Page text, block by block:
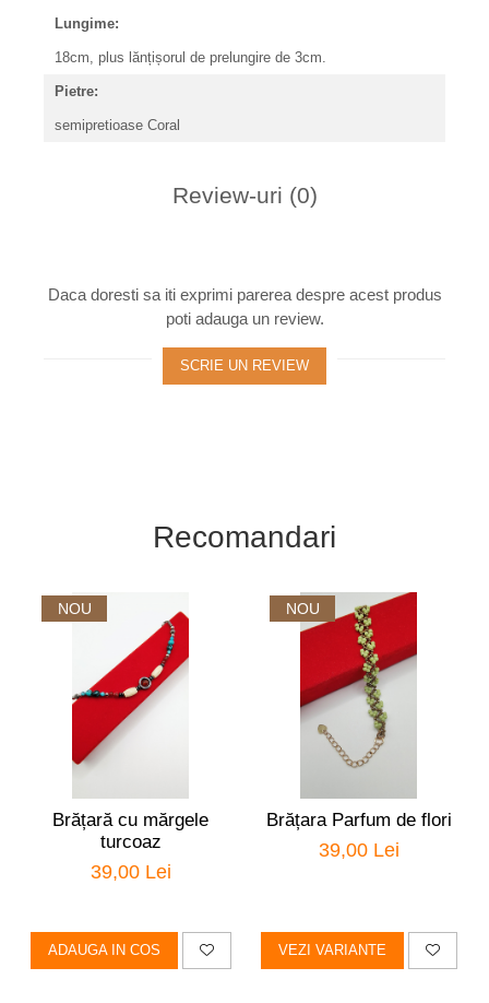
Lungime:
18cm, plus lănțișorul de prelungire de 3cm.
Pietre:
semipretioase Coral
Review-uri (0)
Daca doresti sa iti exprimi parerea despre acest produs
poti adauga un review.
SCRIE UN REVIEW
Recomandari
NOU
Brățară cu mărgele
turcoaz
39,00 Lei
ADAUGA IN COS
NOU
Brățara Parfum de flori
39,00 Lei
VEZI VARIANTE